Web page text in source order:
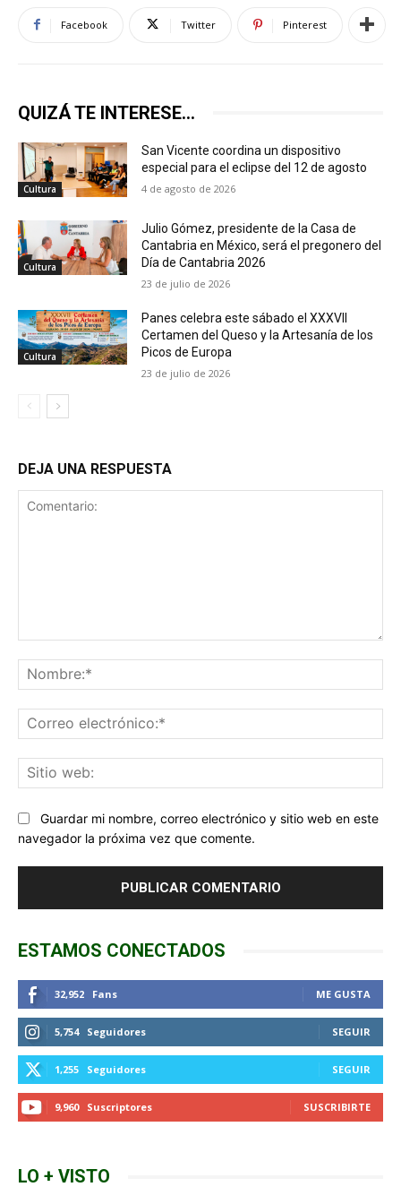
Facebook Twitter Pinterest
QUIZÁ TE INTERESE...
Cultura
San Vicente coordina un dispositivo
especial para el eclipse del 12 de agosto
4 de agosto de 2026
Cultura
Julio Gómez, presidente de la Casa de
Cantabria en México, será el pregonero del
Día de Cantabria 2026
23 de julio de 2026
Cultura
Panes celebra este sábado el XXXVII
Certamen del Queso y la Artesanía de los
Picos de Europa
23 de julio de 2026
DEJA UNA RESPUESTA
Guardar mi nombre, correo electrónico y sitio web en este
navegador la próxima vez que comente.
ESTAMOS CONECTADOS
32,952 Fans ME GUSTA
5,754 Seguidores SEGUIR
1,255 Seguidores SEGUIR
9,960 Suscriptores SUSCRIBIRTE
LO + VISTO